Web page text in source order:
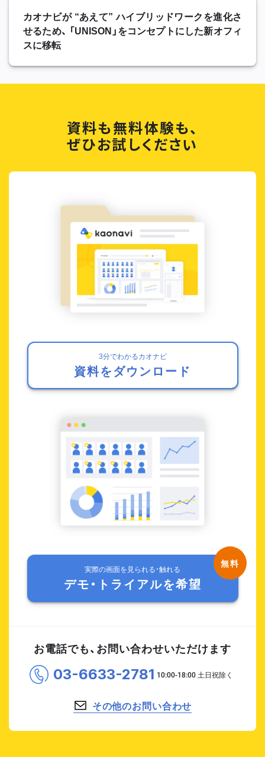
カオナビが “あえて” ハイブリッドワークを進化さ
せるため、 「UNISON」をコンセプトにした新オフィ
スに移転
資料も無料体験も、
ぜひお試しください
3分でわかるカオナビ
資料をダウンロード
実際の画面を見られる・触れる
デモ・トライアルを希望
お電話でも、お問い合わせいただけます
03-6633-2781
その他のお問い合わせ